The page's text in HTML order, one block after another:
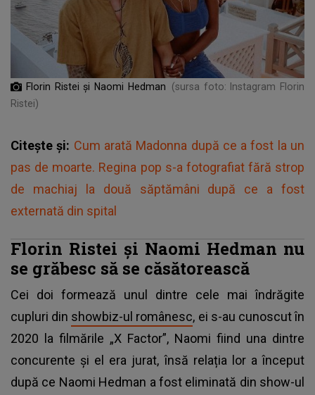
Florin Ristei și Naomi Hedman
(sursa foto: Instagram Florin
Ristei)
Citește și: Cum arată Madonna după ce a fost la un
pas de moarte. Regina pop s-a fotografiat fără strop
de machiaj la două săptămâni după ce a fost
externată din spital
Florin Ristei și Naomi Hedman nu
se grăbesc să se căsătorească
Cei doi formează unul dintre cele mai îndrăgite
cupluri din showbiz-ul românesc, ei s-au cunoscut în
2020 la filmările „X Factor”, Naomi fiind una dintre
concurente și el era jurat, însă relația lor a început
după ce Naomi Hedman a fost eliminată din show-ul